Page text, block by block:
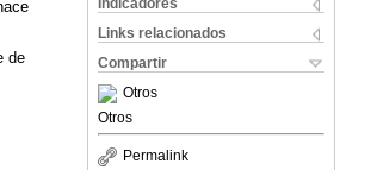
Indicadores
Links relacionados
Compartir
Otros
Otros
Permalink
de